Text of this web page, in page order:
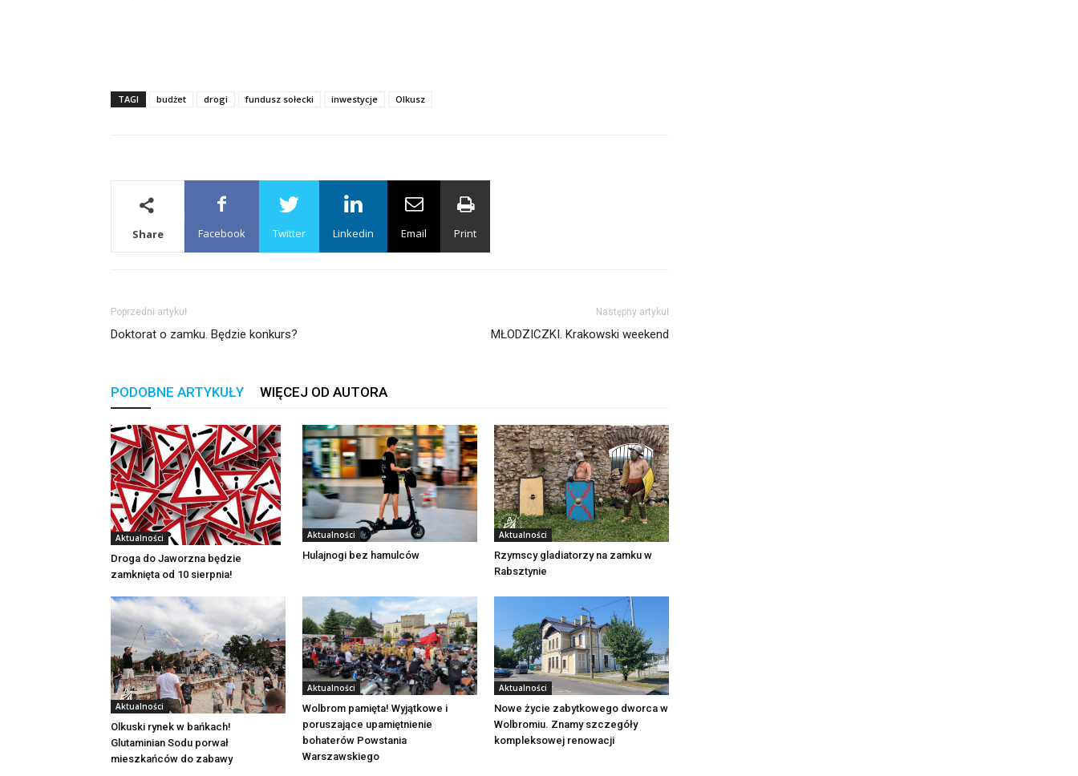
TAGI budżet drogi fundusz sołecki inwestycje Olkusz
Share Facebook Twitter Linkedin Email Print
Poprzedni artykuł
Doktorat o zamku. Będzie konkurs?
Następny artykuł
MŁODZICZKI. Krakowski weekend
PODOBNE ARTYKUŁY WIĘCEJ OD AUTORA
Aktualności
Droga do Jaworzna będzie
zamknięta od 10 sierpnia!
Aktualności
Hulajnogi bez hamulców
Aktualności
Rzymscy gladiatorzy na zamku w
Rabsztynie
Aktualności
Olkuski rynek w bańkach!
Glutaminian Sodu porwał
mieszkańców do zabawy
Aktualności
Wolbrom pamięta! Wyjątkowe i
poruszające upamiętnienie
bohaterów Powstania
Warszawskiego
Aktualności
Nowe życie zabytkowego dworca w
Wolbromiu. Znamy szczegóły
kompleksowej renowacji